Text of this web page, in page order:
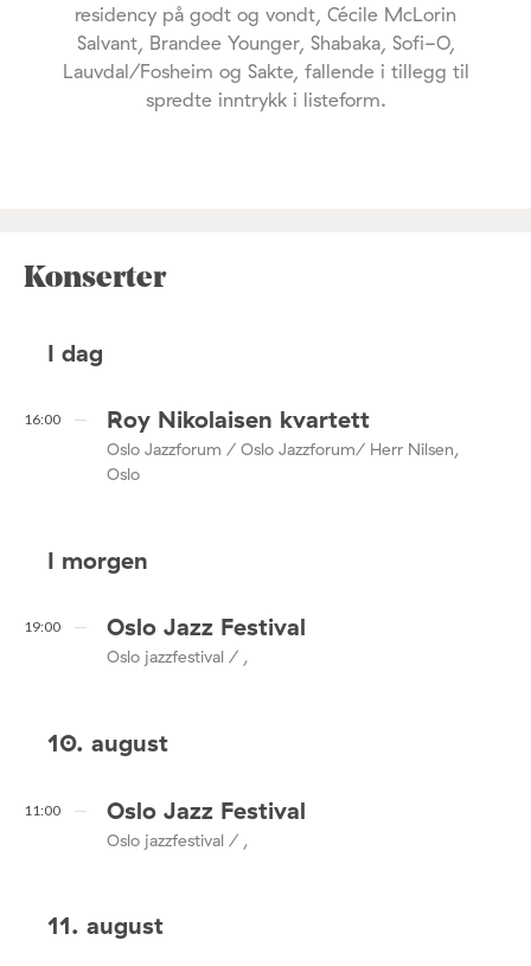
residency på godt og vondt, Cécile McLorin
Salvant, Brandee Younger, Shabaka, Sofi-O,
Lauvdal/Fosheim og Sakte, fallende i tillegg til
spredte inntrykk i listeform.
Konserter
I dag
16:00 Roy Nikolaisen kvartett
Oslo Jazzforum / Oslo Jazzforum/ Herr Nilsen,
Oslo
I morgen
19:00 Oslo Jazz Festival
Oslo jazzfestival / ,
10. august
11:00 Oslo Jazz Festival
Oslo jazzfestival / ,
11. august